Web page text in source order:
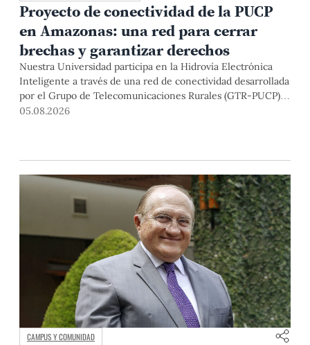
Proyecto de conectividad de la PUCP
en Amazonas: una red para cerrar
brechas y garantizar derechos
Nuestra Universidad participa en la Hidrovía Electrónica
Inteligente a través de una red de conectividad desarrollada
por el Grupo de Telecomunicaciones Rurales (GTR-PUCP)
desde el 2018. En esta nota repasamos cómo ha sido el
05.08.2026
CAMPUS Y COMUNIDAD